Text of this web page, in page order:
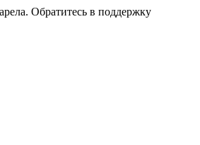
Обратитесь в поддержку